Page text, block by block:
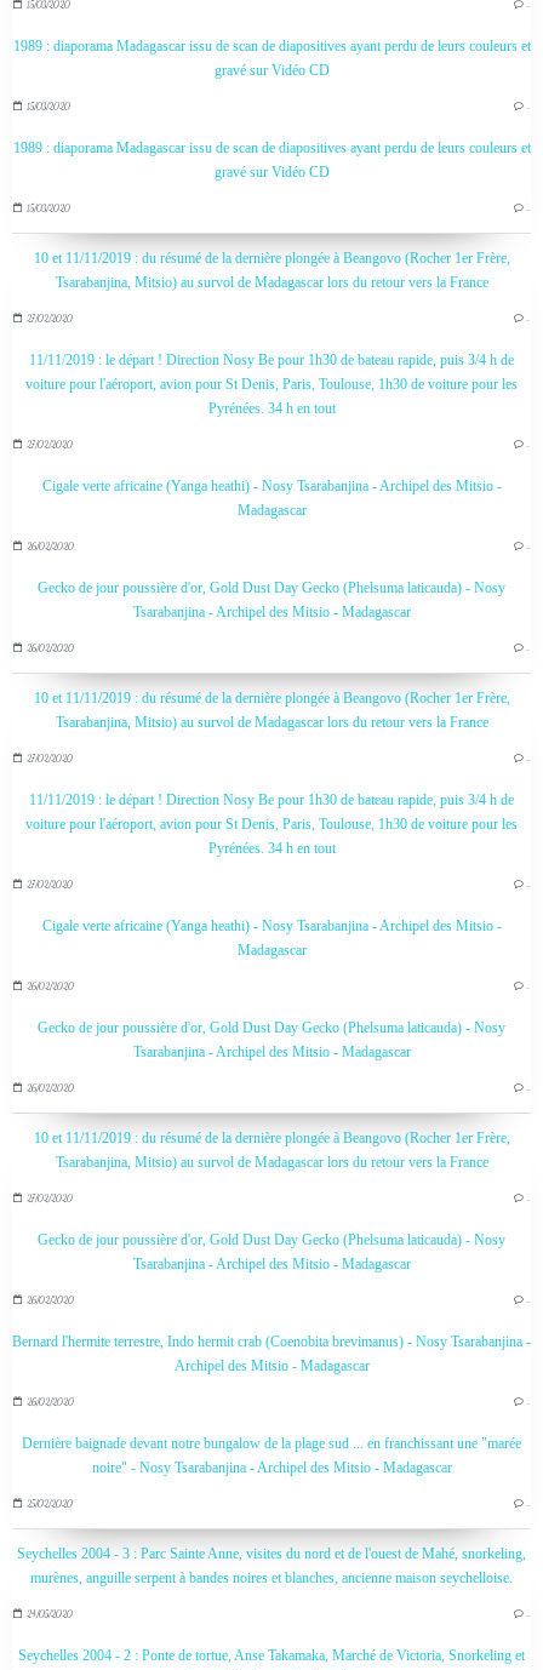
15/03/2020 …
1989 : diaporama Madagascar issu de scan de diapositives ayant perdu de leurs couleurs et
gravé sur Vidéo CD
15/03/2020 …
1989 : diaporama Madagascar issu de scan de diapositives ayant perdu de leurs couleurs et
gravé sur Vidéo CD
15/03/2020 …
10 et 11/11/2019 : du résumé de la dernière plongée à Beangovo (Rocher 1er Frère,
Tsarabanjina, Mitsio) au survol de Madagascar lors du retour vers la France
27/02/2020 …
11/11/2019 : le départ ! Direction Nosy Be pour 1h30 de bateau rapide, puis 3/4 h de
voiture pour l'aéroport, avion pour St Denis, Paris, Toulouse, 1h30 de voiture pour les
Pyrénées. 34 h en tout
27/02/2020 …
Cigale verte africaine (Yanga heathi) - Nosy Tsarabanjina - Archipel des Mitsio -
Madagascar
26/02/2020 …
Gecko de jour poussière d'or, Gold Dust Day Gecko (Phelsuma laticauda) - Nosy
Tsarabanjina - Archipel des Mitsio - Madagascar
26/02/2020 …
10 et 11/11/2019 : du résumé de la dernière plongée à Beangovo (Rocher 1er Frère,
Tsarabanjina, Mitsio) au survol de Madagascar lors du retour vers la France
27/02/2020 …
11/11/2019 : le départ ! Direction Nosy Be pour 1h30 de bateau rapide, puis 3/4 h de
voiture pour l'aéroport, avion pour St Denis, Paris, Toulouse, 1h30 de voiture pour les
Pyrénées. 34 h en tout
27/02/2020 …
Cigale verte africaine (Yanga heathi) - Nosy Tsarabanjina - Archipel des Mitsio -
Madagascar
26/02/2020 …
Gecko de jour poussière d'or, Gold Dust Day Gecko (Phelsuma laticauda) - Nosy
Tsarabanjina - Archipel des Mitsio - Madagascar
26/02/2020 …
10 et 11/11/2019 : du résumé de la dernière plongée à Beangovo (Rocher 1er Frère,
Tsarabanjina, Mitsio) au survol de Madagascar lors du retour vers la France
27/02/2020 …
Gecko de jour poussière d'or, Gold Dust Day Gecko (Phelsuma laticauda) - Nosy
Tsarabanjina - Archipel des Mitsio - Madagascar
26/02/2020 …
Bernard l'hermite terrestre, Indo hermit crab (Coenobita brevimanus) - Nosy Tsarabanjina -
Archipel des Mitsio - Madagascar
26/02/2020 …
Dernière baignade devant notre bungalow de la plage sud ... en franchissant une "marée
noire" - Nosy Tsarabanjina - Archipel des Mitsio - Madagascar
25/02/2020 …
Seychelles 2004 - 3 : Parc Sainte Anne, visites du nord et de l'ouest de Mahé, snorkeling,
murènes, anguille serpent à bandes noires et blanches, ancienne maison seychelloise.
24/05/2020 …
Seychelles 2004 - 2 : Ponte de tortue, Anse Takamaka, Marché de Victoria, Snorkeling et